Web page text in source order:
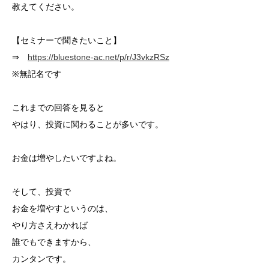
教えてください。
【セミナーで聞きたいこと】
⇒ https://bluestone-ac.net/p/r/J3vkzRSz
※無記名です
これまでの回答を見ると
やはり、投資に関わることが多いです。
お金は増やしたいですよね。
そして、投資で
お金を増やすというのは、
やり方さえわかれば
誰でもできますから、
カンタンです。